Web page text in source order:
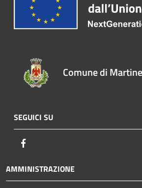
Comune di
SEGUICI SU
AMMINISTRAZIONE